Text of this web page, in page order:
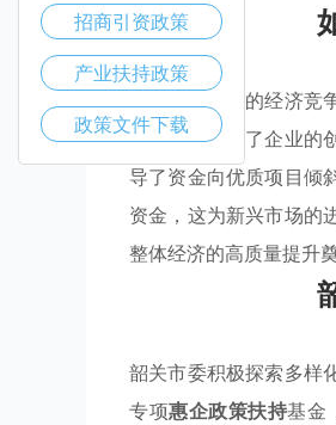
为增强韶关市的经济竞
不仅有效提高了企业的
导了资金向优质项目倾
资金，这为新兴市场的
整体经济的高质量提升
韶关市委积极探索多样
专项惠企政策扶持基金
招商引资政策
产业扶持政策
政策文件下载